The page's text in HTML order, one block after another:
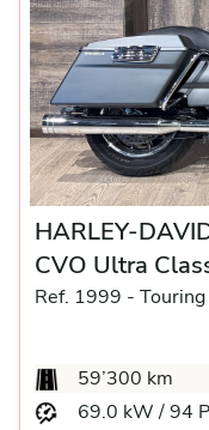
HARLEY-
CVO Ultra
Ref. 1999 -
59’300 km
69.0 kW / 94